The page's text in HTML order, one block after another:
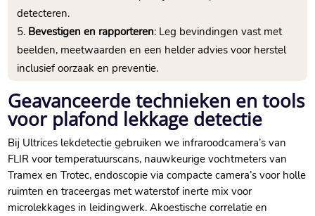
detecteren.​
Bevestigen en rapporteren: Leg bevindingen vast met
beelden, meetwaarden en een helder advies voor herstel
inclusief oorzaak en preventie.​
Geavanceerde technieken en tools
voor plafond lekkage detectie
Bij Ultrices lekdetectie gebruiken we infraroodcamera’s van
FLIR voor temperatuurscans, nauwkeurige vochtmeters van
Tramex en Trotec, endoscopie via compacte camera’s voor holle
ruimten en traceergas met waterstof inerte mix voor
microlekkages in leidingwerk.​ Akoestische correlatie en